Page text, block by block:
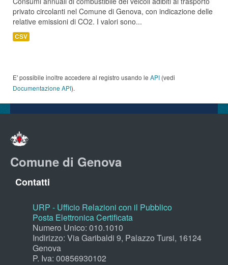
privato circolanti nel Comune di Genova, con indicazione delle
relative emissioni di CO2. I valori sono...
CSV
E' possibile inoltre accedere al registro usando le API (vedi
Documentazione API).
Comune di Genova
Contatti
URP - Ufficio Relazioni con il Pubblico
Posta Elettronica Certificata
Numero Unico: 010.1010
Indirizzo: Via Garibaldi 9, Palazzo Tursi, 16124
Genova
P. Iva: 00856930102